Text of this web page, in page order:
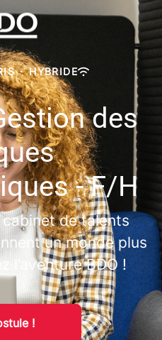
· HYBRIDE
des
- F/H
de talents
un monde plus
l’aventure BDO !
!